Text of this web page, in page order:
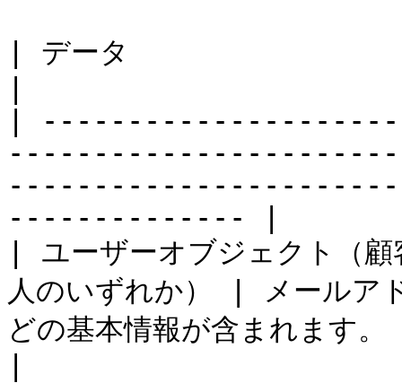
| データ
|
-------------- |
| ユーザーオブジェクト（
人のいずれか） | メールア
どの基本情報が含まれます。